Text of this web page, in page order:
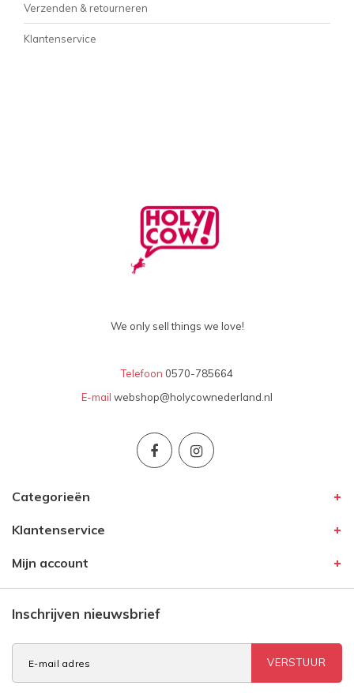
Verzenden & retourneren
Klantenservice
We only sell things we love!
Telefoon 0570-785664
E-mail webshop@holycownederland.nl
Categorieën
Klantenservice
Mijn account
Inschrijven nieuwsbrief
VERSTUUR